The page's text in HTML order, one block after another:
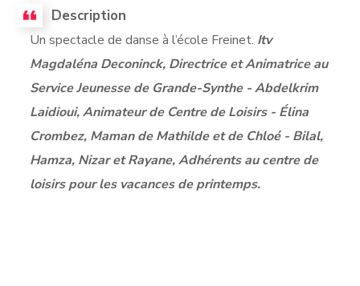
Description
Un spectacle de danse à l’école Freinet. Itv
Magdaléna Deconinck, Directrice et Animatrice au
Service Jeunesse de Grande-Synthe - Abdelkrim
Laidioui, Animateur de Centre de Loisirs - Élina
Crombez, Maman de Mathilde et de Chloé - Bilal,
Hamza, Nizar et Rayane, Adhérents au centre de
loisirs pour les vacances de printemps.